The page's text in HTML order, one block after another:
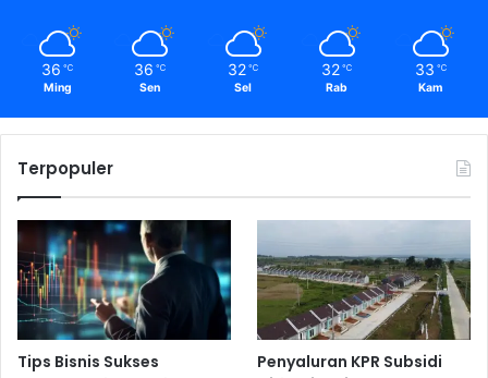
36 ℃
Ming
36 ℃
Sen
32 ℃
Sel
32 ℃
Rab
33 ℃
Kam
Terpopuler
Tips Bisnis Sukses
Penyaluran KPR Subsidi